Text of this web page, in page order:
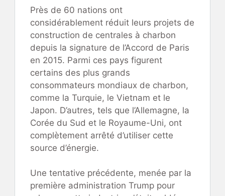
Près de 60 nations ont
considérablement réduit leurs projets de
construction de centrales à charbon
depuis la signature de l’Accord de Paris
en 2015. Parmi ces pays figurent
certains des plus grands
consommateurs mondiaux de charbon,
comme la Turquie, le Vietnam et le
Japon. D’autres, tels que l’Allemagne, la
Corée du Sud et le Royaume-Uni, ont
complètement arrêté d’utiliser cette
source d’énergie.
Une tentative précédente, menée par la
première administration Trump pour